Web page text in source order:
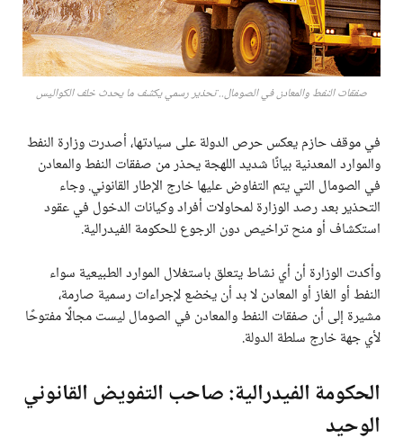
صفقات النفط والمعادن في الصومال.. تحذير رسمي يكشف ما يحدث خلف الكواليس
في موقف حازم يعكس حرص الدولة على سيادتها، أصدرت وزارة النفط
والموارد المعدنية بيانًا شديد اللهجة يحذر من صفقات النفط والمعادن
في الصومال التي يتم التفاوض عليها خارج الإطار القانوني. وجاء
التحذير بعد رصد الوزارة لمحاولات أفراد وكيانات الدخول في عقود
استكشاف أو منح تراخيص دون الرجوع للحكومة الفيدرالية.
وأكدت الوزارة أن أي نشاط يتعلق باستغلال الموارد الطبيعية سواء
النفط أو الغاز أو المعادن لا بد أن يخضع لإجراءات رسمية صارمة،
مشيرة إلى أن صفقات النفط والمعادن في الصومال ليست مجالًا مفتوحًا
لأي جهة خارج سلطة الدولة.
الحكومة الفيدرالية: صاحب التفويض القانوني
الوحيد